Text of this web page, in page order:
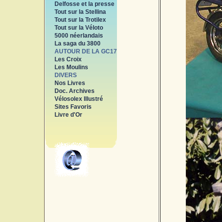
Delfosse et la presse
Tout sur la Stellina
Tout sur la Trotilex
Tout sur la Véloto
5000 néerlandais
La saga du 3800
AUTOUR DE LA GC17
Les Croix
Les Moulins
DIVERS
Nos Livres
Doc. Archives
Vélosolex Illustré
Sites Favoris
Livre d'Or